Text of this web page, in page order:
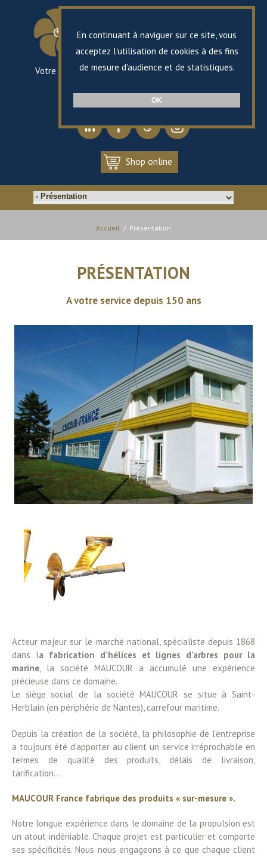
En continuant à naviguer sur ce site, vous
acceptez l'utilisation de cookies à des fins
de mesure d'audience et de statistiques.
OK
Votre spécialiste en propulsion marine depuis 1868
FR EN
Shop online
Accueil / Présentation
PRÉSENTATION
A votre service depuis 150 ans
Acteur majeur sur le marché national, spécialiste depuis 1868
dans la fabrication d’hélices et lignes d’arbres pour la
marine, la société MAUCOUR a accumulé une expérience
précieuse dans ce domaine.
Le siège social de la société MAUCOUR se situe à Saint-
Herblain (en périphérie de Nantes), carrefour maritime.
Depuis la création de la société, la philosophie de l’entreprise
a toujours été d’apporter au client un service irréprochable en
termes de qualité des produits, délais de livraison,
tarification...
MAUCOUR France fabrique des produits « sur-mesure ».
Notre longue expérience dans le domaine de la propulsion est
un atout indéniable. Chaque projet est particulier et comporte
ses spécificités. Nous nous engageons à ce que chaque client